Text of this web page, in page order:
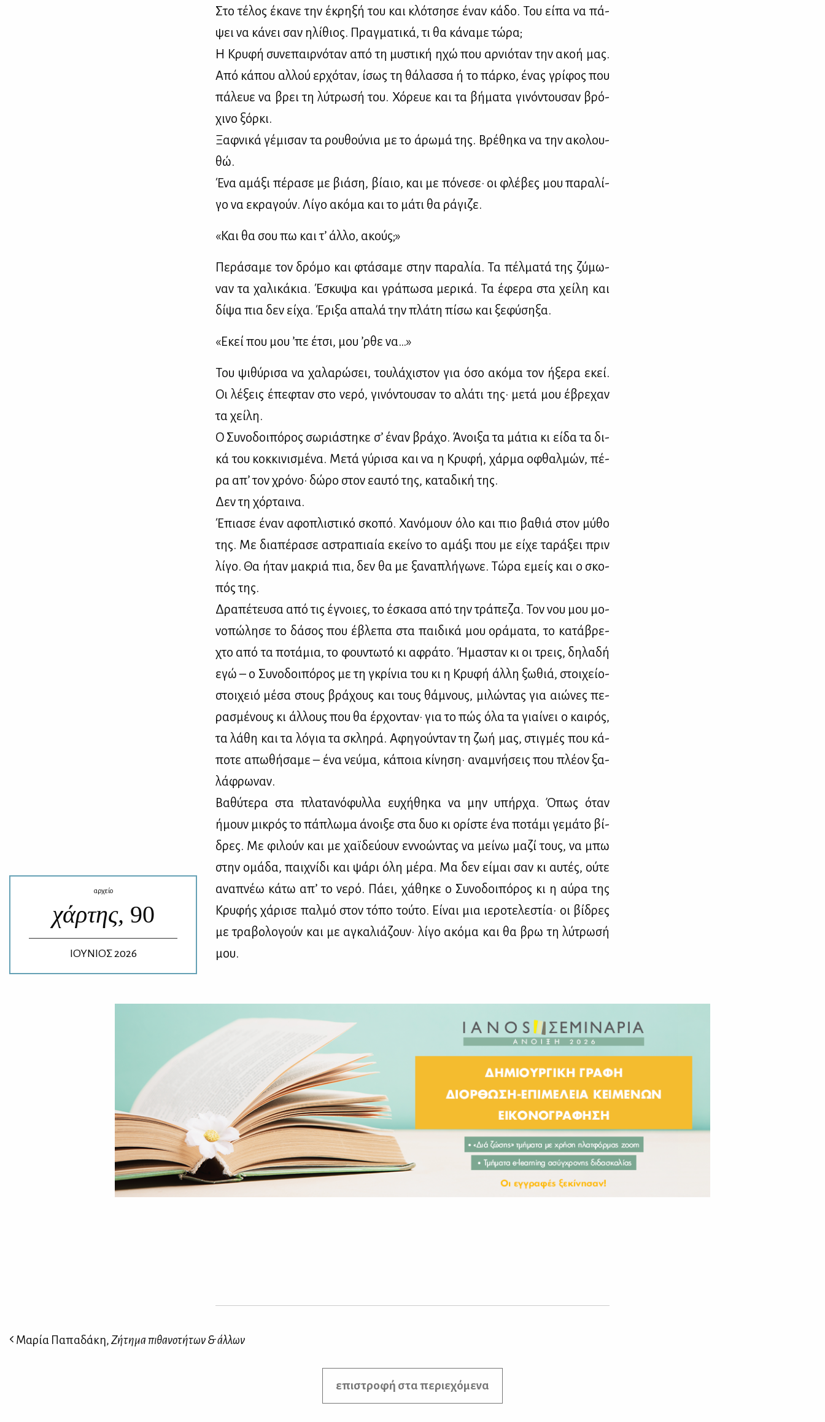
αρχείο
χάρτης, 90
ΙΟΥΝΙΟΣ 2026
Στο τέ­λος έκα­νε την έκρη­ξή του και κλό­τση­σε έναν κά­δο. Του εί­πα να πά­
ψει να κά­νει σαν ηλί­θιος. Πραγ­μα­τι­κά, τι θα κά­να­με τώ­ρα;
Η Κρυ­φή συ­νε­παιρ­νό­ταν από τη μυ­στι­κή ηχώ που αρ­νιό­ταν την ακοή μας.
Από κά­που αλ­λού ερ­χό­ταν, ίσως τη θά­λασ­σα ή το πάρ­κο, ένας γρί­φος που
πά­λευε να βρει τη λύ­τρω­σή του. Χό­ρευε και τα βή­μα­τα γι­νό­ντου­σαν βρό­
χι­νο ξόρ­κι.
Ξαφ­νι­κά γέ­μι­σαν τα ρου­θού­νια με το άρω­μά της. Βρέ­θη­κα να την ακο­λου­
θώ.
Ένα αμά­ξι πέ­ρα­σε με βιά­ση, βί­αιο, και με πό­νε­σε· οι φλέ­βες μου πα­ρα­λί­
γο να εκρα­γούν. Λί­γο ακό­μα και το μά­τι θα ρά­γι­ζε.
«Και θα σου πω και τ’ άλ­λο, ακούς;»
Πε­ρά­σα­με τον δρό­μο και φτά­σα­με στην πα­ρα­λία. Τα πέλ­μα­τά της ζύ­μω­
ναν τα χα­λι­κά­κια. Έσκυ­ψα και γρά­πω­σα με­ρι­κά. Τα έφε­ρα στα χεί­λη και
δί­ψα πια δεν εί­χα. Έρι­ξα απα­λά την πλά­τη πί­σω και ξε­φύ­ση­ξα.
«Εκεί που μου ’πε έτσι, μου ’ρ­θε να…»
Του ψι­θύ­ρι­σα να χα­λα­ρώ­σει, του­λά­χι­στον για όσο ακό­μα τον ήξε­ρα εκεί.
Οι λέ­ξεις έπε­φταν στο νε­ρό, γι­νό­ντου­σαν το αλά­τι της· με­τά μου έβρε­χαν
τα χεί­λη.
Ο Συ­νο­δοι­πό­ρος σω­ριά­στη­κε σ’ έναν βρά­χο. Άνοι­ξα τα μά­τια κι εί­δα τα δι­
κά του κοκ­κι­νι­σμέ­να. Με­τά γύ­ρι­σα και να η Κρυ­φή, χάρ­μα οφθαλ­μών, πέ­
ρα απ’ τον χρό­νο· δώ­ρο στον εαυ­τό της, κα­τα­δι­κή της.
Δεν τη χόρ­ται­να.
Έπια­σε έναν αφο­πλι­στι­κό σκο­πό. Χα­νό­μουν όλο και πιο βα­θιά στον μύ­θο
της. Με δια­πέ­ρα­σε αστρα­πιαία εκεί­νο το αμά­ξι που με εί­χε τα­ρά­ξει πριν
λί­γο. Θα ήταν μα­κριά πια, δεν θα με ξα­να­πλή­γω­νε. Τώ­ρα εμείς και ο σκο­
πός της.
Δρα­πέ­τευ­σα από τις έγνοιες, το έσκα­σα από την τρά­πε­ζα. Τον νου μου μο­
νο­πώ­λη­σε το δά­σος που έβλε­πα στα παι­δι­κά μου ορά­μα­τα, το κα­τά­βρε­
χτο από τα πο­τά­μια, το φου­ντω­τό κι αφρά­το. Ήμα­σταν κι οι τρεις, δη­λα­δή
εγώ – ο Συ­νο­δοι­πό­ρος με τη γκρί­νια του κι η Κρυ­φή άλ­λη ξω­θιά, στοι­χείο-
στοι­χειό μέ­σα στους βρά­χους και τους θά­μνους, μι­λώ­ντας για αιώ­νες πε­
ρα­σμέ­νους κι άλ­λους που θα έρ­χο­νταν· για το πώς όλα τα γιαί­νει ο και­ρός,
τα λά­θη και τα λό­για τα σκλη­ρά. Αφη­γού­νταν τη ζωή μας, στιγ­μές που κά­
πο­τε απω­θή­σα­με – ένα νεύ­μα, κά­ποια κί­νη­ση· ανα­μνή­σεις που πλέ­ον ξα­
λά­φρω­ναν.
Βα­θύ­τε­ρα στα πλα­τα­νό­φυλ­λα ευ­χή­θη­κα να μην υπήρ­χα. Όπως όταν
ήμουν μι­κρός το πά­πλω­μα άνοι­ξε στα δυο κι ορί­στε ένα πο­τά­μι γε­μά­το βί­
δρες. Με φι­λούν και με χαϊ­δεύ­ουν εν­νο­ώ­ντας να μεί­νω μα­ζί τους, να μπω
στην ομά­δα, παι­χνί­δι και ψά­ρι όλη μέ­ρα. Μα δεν εί­μαι σαν κι αυ­τές, ού­τε
ανα­πνέω κά­τω απ’ το νε­ρό. Πά­ει, χά­θη­κε ο Συ­νο­δοι­πό­ρος κι η αύ­ρα της
Κρυ­φής χά­ρι­σε παλ­μό στον τό­πο τού­το. Εί­ναι μια ιε­ρο­τε­λε­στία· οι βί­δρες
με τρα­βο­λο­γούν και με αγκα­λιά­ζουν· λί­γο ακό­μα και θα βρω τη λύ­τρω­σή
μου.
Μαρία Παπαδάκη,Ζήτημα πιθανοτήτων & άλλων
επιστροφή στα περιεχόμενα